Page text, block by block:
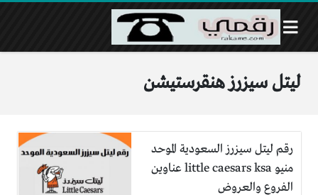
ليتل سيزرز هنقرستيشن
رقم ليتل سيزرز السعودية الموحد
منيو little caesars ksa عناوين
الفروع والعروض